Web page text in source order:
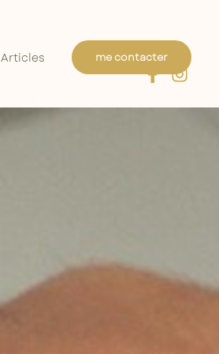
Articles me contacter